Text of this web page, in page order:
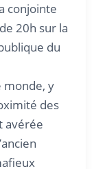
conjointe
20h sur la
du
monde, y
des
avérée